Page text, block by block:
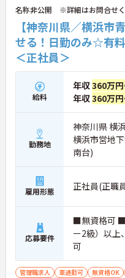
名称非公開 ※詳細はお問合せ
【神奈川県／横浜市
せる！日勤のみ☆有
＜正社員＞
給料
年収360万
年収360万
勤務地
神奈川県 横
横浜市営地
南台)
雇用形態 正社員(正職
応募要件
■無資格可 ■
ー2級）以上
可
管理職求人 車通勤可 無資格OK